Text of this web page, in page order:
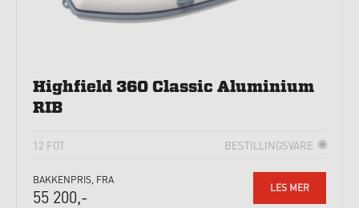
Highfield 360 Classic Aluminium
RIB
12 FOT BESTILLINGSVARE
BAKKENPRIS, FRA
55 200,- LES MER